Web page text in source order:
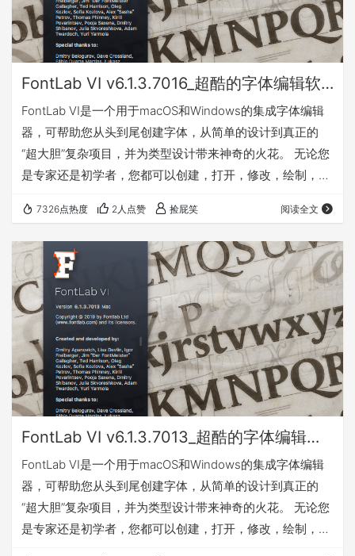
FontLab VI v6.1.3.7016_超酷的字体编辑软件_Win&Mac
FontLab VI是一个用于macOS和Windows的集成字体编辑
器，可帮助您从头到尾创建字体，从简单的设计到真正的
“超大胆”复杂项目，并为类型设计带来神奇的火花。 无论您
是专家还是初学者，您都可以创建，打开，修改，绘制，空
FontLab突破性的绘图工具和响应式轮廓操作，您的设计过
程将更快，更高效。 预览 下载地址 Win版（x86/x64） 密
码:752y Mac版 密码:8fpx
7326点热度 2人点赞 捡屁笑 阅读全文
FontLab VI v6.1.3.7013_超酷的字体编辑软件_Win&Mac
FontLab VI是一个用于macOS和Windows的集成字体编辑
器，可帮助您从头到尾创建字体，从简单的设计到真正的
“超大胆”复杂项目，并为类型设计带来神奇的火花。 无论您
是专家还是初学者，您都可以创建，打开，修改，绘制，空